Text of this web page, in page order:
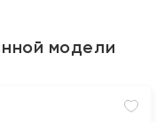
модели